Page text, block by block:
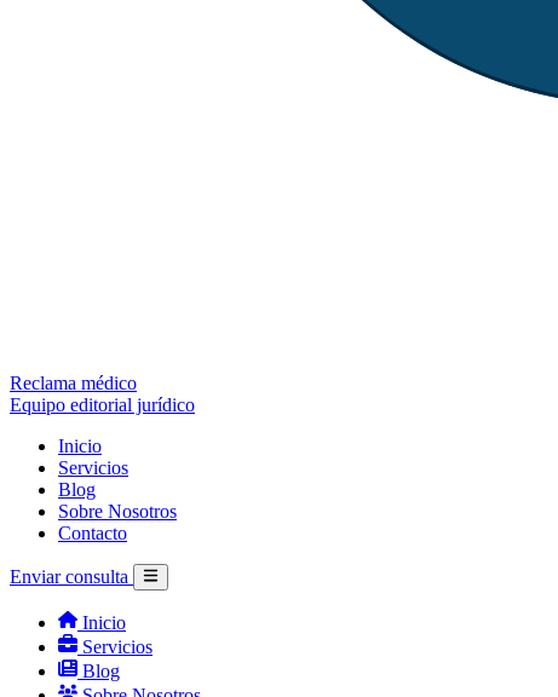
Reclama médico
Equipo editorial jurídico
Inicio
Servicios
Blog
Sobre Nosotros
Contacto
Enviar consulta
Inicio
Servicios
Blog